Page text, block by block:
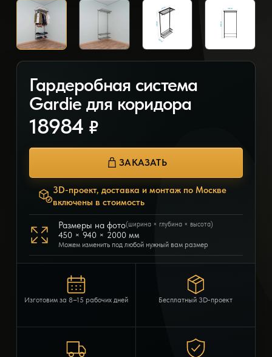
Гардеробная система
Gardie для коридора
18984 ₽
ЗАКАЗАТЬ
3D-проект, доставка и монтаж по Москве
включены в стоимость
Размеры на фото(ширина × глубина × высота)
450 × 940 × 2000 мм
Можем изменить под любой нужный вам размер
Изготовим за 8–15 рабочих дней Бесплатный 3D-проект